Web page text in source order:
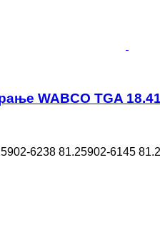
WABCO TGA
6238 81.25902-6145